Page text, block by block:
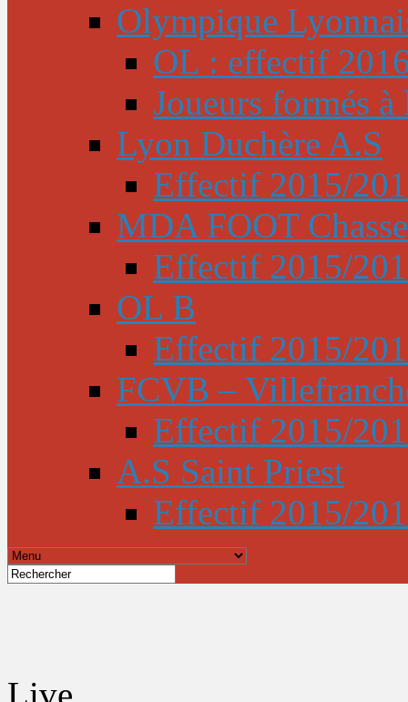
Olympique
OL : effectif
Joueurs formés
Lyon Duchère A.S
Effectif 2015/
MDA FOOT
Effectif 2015/
OL B
Effectif 2015/
FCVB –
Effectif 2015/
A.S Saint Priest
Effectif 2015/